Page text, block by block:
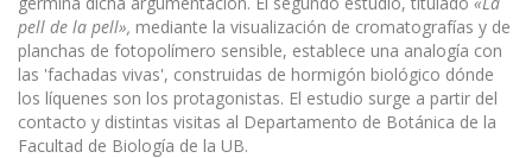
pell de la pell», mediante la visualización de cromatografías y de
planchas de fotopolímero sensible, establece una analogía con
las 'fachadas vivas', construidas de hormigón biológico dónde
los líquenes son los protagonistas. El estudio surge a partir del
contacto y distintas visitas al Departamento de Botánica de la
Facultad de Biología de la UB.